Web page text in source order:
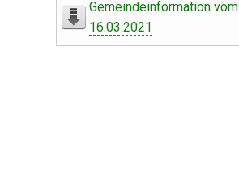
Leben in Oberdorf
Gemeindeinformation vom
16.03.2021